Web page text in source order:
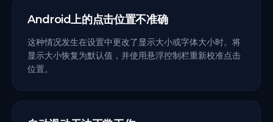
Android上的点击位置不准确
这种情况发生在设置中更改了显示大小或字体大小时。将
显示大小恢复为默认值，并使用悬浮控制栏重新校准点击
位置。